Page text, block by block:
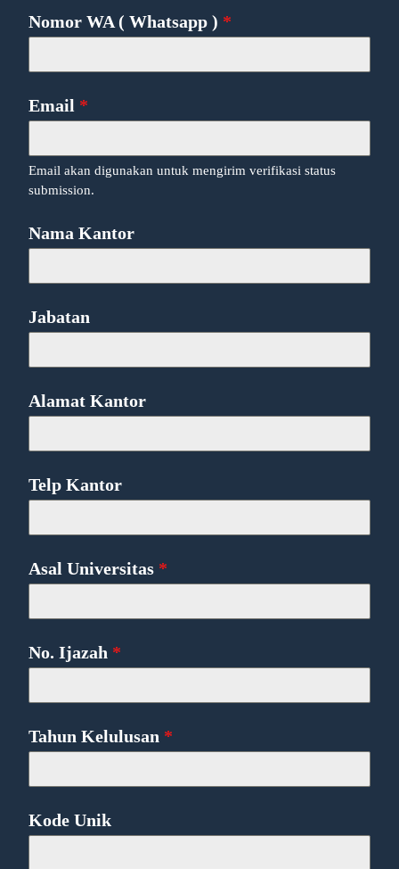
Nomor WA ( Whatsapp ) *
Email *
Email akan digunakan untuk mengirim verifikasi status
submission.
Nama Kantor
Jabatan
Alamat Kantor
Telp Kantor
Asal Universitas *
No. Ijazah *
Tahun Kelulusan *
Kode Unik